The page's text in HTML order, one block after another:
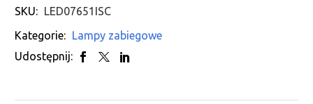
SKU: LED07651ISC
Kategorie: Lampy zabiegowe
Udostępnij: